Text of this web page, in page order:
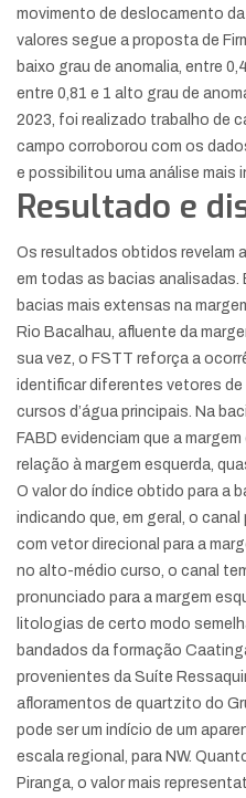
movimento de deslocamento
valores segue a proposta de
baixo grau de anomalia, entre
entre 0,81 e 1 alto grau de
2023, foi realizado trabalho de
campo corroborou com os
e possibilitou uma análise mais
Resultado e
Os resultados obtidos revelam
em todas as bacias analisadas.
bacias mais extensas na
Rio Bacalhau, afluente da
sua vez, o FSTT reforça a
identificar diferentes vetores
cursos d’água principais. Na
FABD evidenciam que a
relação à margem esquerda,
O valor do índice obtido para a
indicando que, em geral, o
com vetor direcional para a
no alto-médio curso, o canal
pronunciado para a margem
litologias de certo modo
bandados da formação
provenientes da Suíte
afloramentos de quartzito do
pode ser um indício de um
escala regional, para NW.
Piranga, o valor mais